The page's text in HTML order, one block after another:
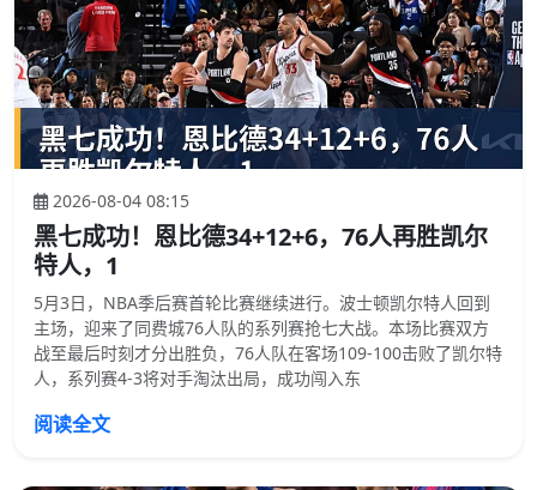
2026-08-04 08:15
黑七成功！恩比德34+12+6，76人再胜凯尔
特人，1
5月3日，NBA季后赛首轮比赛继续进行。波士顿凯尔特人回到
主场，迎来了同费城76人队的系列赛抢七大战。本场比赛双方
战至最后时刻才分出胜负，76人队在客场109-100击败了凯尔特
人，系列赛4-3将对手淘汰出局，成功闯入东
阅读全文